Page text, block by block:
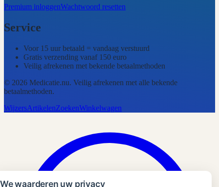
Premium inloggenWachtwoord resetten
Service
Voor 15 uur betaald = vandaag verstuurd
Gratis verzending vanaf 150 euro
Veilig afrekenen met bekende betaalmethoden
© 2026 Medicatie.nu. Veilig afrekenen met alle bekende
betaalmethoden.
WijzersArtikelenZoekenWinkelwagen
We waarderen uw privacy